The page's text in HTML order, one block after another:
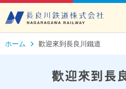
ホーム 歡迎來到長良川鐵道
歡迎來到長